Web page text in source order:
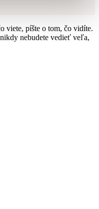
viete, píšte o tom, čo vidíte.
nebudete vedieť veľa,